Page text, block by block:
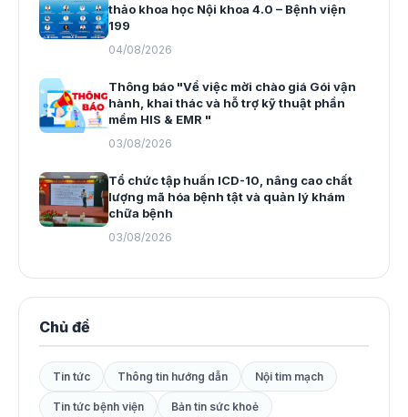
thảo khoa học Nội khoa 4.0 – Bệnh viện
199
04/08/2026
Thông báo "Về việc mời chào giá Gói vận
hành, khai thác và hỗ trợ kỹ thuật phần
mềm HIS & EMR "
03/08/2026
Tổ chức tập huấn ICD-10, nâng cao chất
lượng mã hóa bệnh tật và quản lý khám
chữa bệnh
03/08/2026
Chủ đề
Tin tức Thông tin hướng dẫn Nội tim mạch
Tin tức bệnh viện Bản tin sức khoẻ